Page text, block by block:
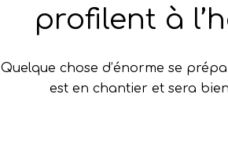
profilent à
Quelque chose d’énorme se
est en chantier et sera